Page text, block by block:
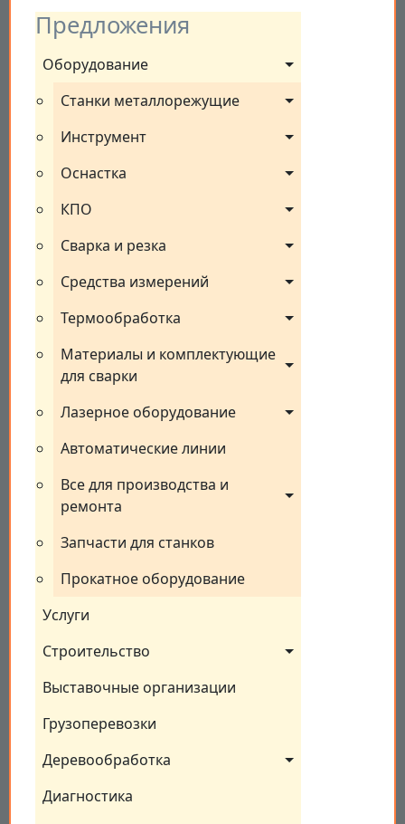
Предложения
Оборудование
Станки металлорежущие
Инструмент
Оснастка
КПО
Сварка и резка
Средства измерений
Термообработка
Материалы и комплектующие
для сварки
Лазерное оборудование
Автоматические линии
Все для производства и
ремонта
Запчасти для станков
Прокатное оборудование
Услуги
Строительство
Выставочные организации
Грузоперевозки
Деревообработка
Диагностика